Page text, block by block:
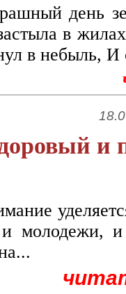
день
в
в небыль, И
и
молодежи,